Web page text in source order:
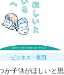
ビジネス・実用
か子供がほしいと思